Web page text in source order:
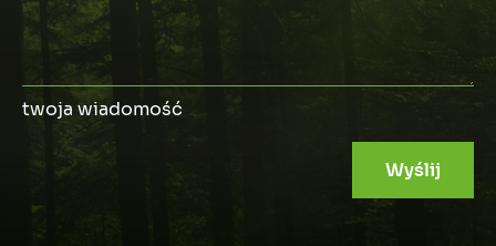
twoja wiadomość